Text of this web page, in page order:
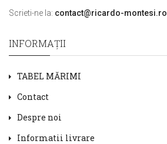
Scrieti-ne la: contact@ricardo-montesi.ro
INFORMAŢII
TABEL MĂRIMI
Contact
Despre noi
Informatii livrare